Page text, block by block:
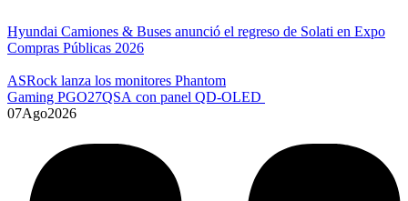
Hyundai Camiones & Buses anunció el regreso de Solati en Expo
Compras Públicas 2026
ASRock lanza los monitores Phantom
Gaming PGO27QSA con panel QD-OLED
07Ago2026